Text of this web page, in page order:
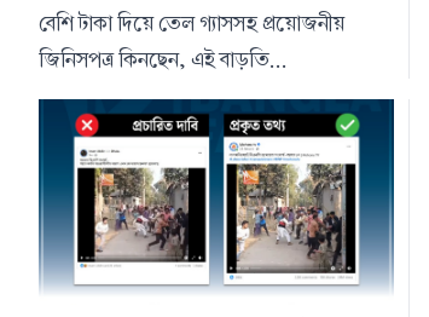
বেশি টাকা দিয়ে তেল গ্যাসসহ প্রয়োজনীয়
জিনিসপত্র কিনছেন, এই বাড়তি...